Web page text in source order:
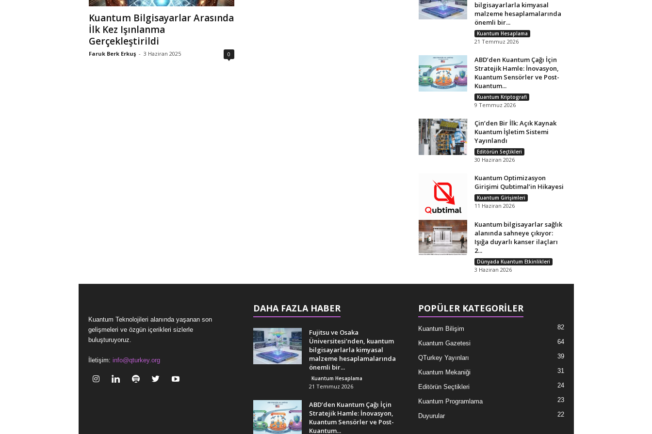
Kuantum Bilgisayarlar Arasında
İlk Kez Işınlanma
Gerçekleştirildi
Faruk Berk Erkuş - 3 Haziran 2025 0
bilgisayarlarla kimyasal
malzeme hesaplamalarında
önemli bir...
Kuantum Hesaplama
21 Temmuz 2026
ABD’den Kuantum Çağı İçin
Stratejik Hamle: İnovasyon,
Kuantum Sensörler ve Post-
Kuantum...
Kuantum Kriptografi
9 Temmuz 2026
Çin’den Bir İlk: Açık Kaynak
Kuantum İşletim Sistemi
Yayınlandı
Editörün Seçtikleri
30 Haziran 2026
Kuantum Optimizasyon
Girişimi Qubtimal’in Hikayesi
Kuantum Girişimleri
11 Haziran 2026
Kuantum bilgisayarlar sağlık
alanında sahneye çıkıyor:
Işığa duyarlı kanser ilaçları
2...
Dünyada Kuantum Etkinlikleri
3 Haziran 2026
Kuantum Teknolojileri alanında yaşanan son
gelişmeleri ve özgün içerikleri sizlerle
buluşturuyoruz.
İletişim: info@qturkey.org
DAHA FAZLA HABER
Fujitsu ve Osaka
Üniversitesi’nden, kuantum
bilgisayarlarla kimyasal
malzeme hesaplamalarında
önemli bir...
Kuantum Hesaplama
21 Temmuz 2026
ABD’den Kuantum Çağı İçin
Stratejik Hamle: İnovasyon,
Kuantum Sensörler ve Post-
Kuantum...
POPÜLER KATEGORİLER
Kuantum Bilişim 82
Kuantum Gazetesi 64
QTurkey Yayınları 39
Kuantum Mekaniği 31
Editörün Seçtikleri 24
Kuantum Programlama 23
Duyurular 22